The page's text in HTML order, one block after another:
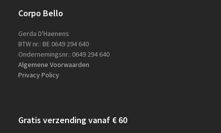
Corpo Bello
Gerda D'Haenens
BTW nr.: BE 0649 294 640
Ondernemingsnr.: 0649 294 640
Algemene Voorwaarden
Privacy Policy
Gratis verzending vanaf € 60